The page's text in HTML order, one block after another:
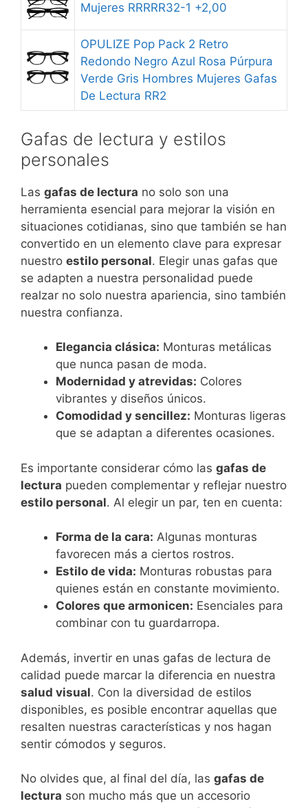
Mujeres RRRRR32-1 +2,00
OPULIZE Pop Pack 2 Retro
Redondo Negro Azul Rosa Púrpura
Verde Gris Hombres Mujeres Gafas
De Lectura RR2
Gafas de lectura y estilos
personales
Las gafas de lectura no solo son una
herramienta esencial para mejorar la visión en
situaciones cotidianas, sino que también se han
convertido en un elemento clave para expresar
nuestro estilo personal. Elegir unas gafas que
se adapten a nuestra personalidad puede
realzar no solo nuestra apariencia, sino también
nuestra confianza.
Elegancia clásica: Monturas metálicas
que nunca pasan de moda.
Modernidad y atrevidas: Colores
vibrantes y diseños únicos.
Comodidad y sencillez: Monturas ligeras
que se adaptan a diferentes ocasiones.
Es importante considerar cómo las gafas de
lectura pueden complementar y reflejar nuestro
estilo personal. Al elegir un par, ten en cuenta:
Forma de la cara: Algunas monturas
favorecen más a ciertos rostros.
Estilo de vida: Monturas robustas para
quienes están en constante movimiento.
Colores que armonicen: Esenciales para
combinar con tu guardarropa.
Además, invertir en unas gafas de lectura de
calidad puede marcar la diferencia en nuestra
salud visual. Con la diversidad de estilos
disponibles, es posible encontrar aquellas que
resalten nuestras características y nos hagan
sentir cómodos y seguros.
No olvides que, al final del día, las gafas de
lectura son mucho más que un accesorio